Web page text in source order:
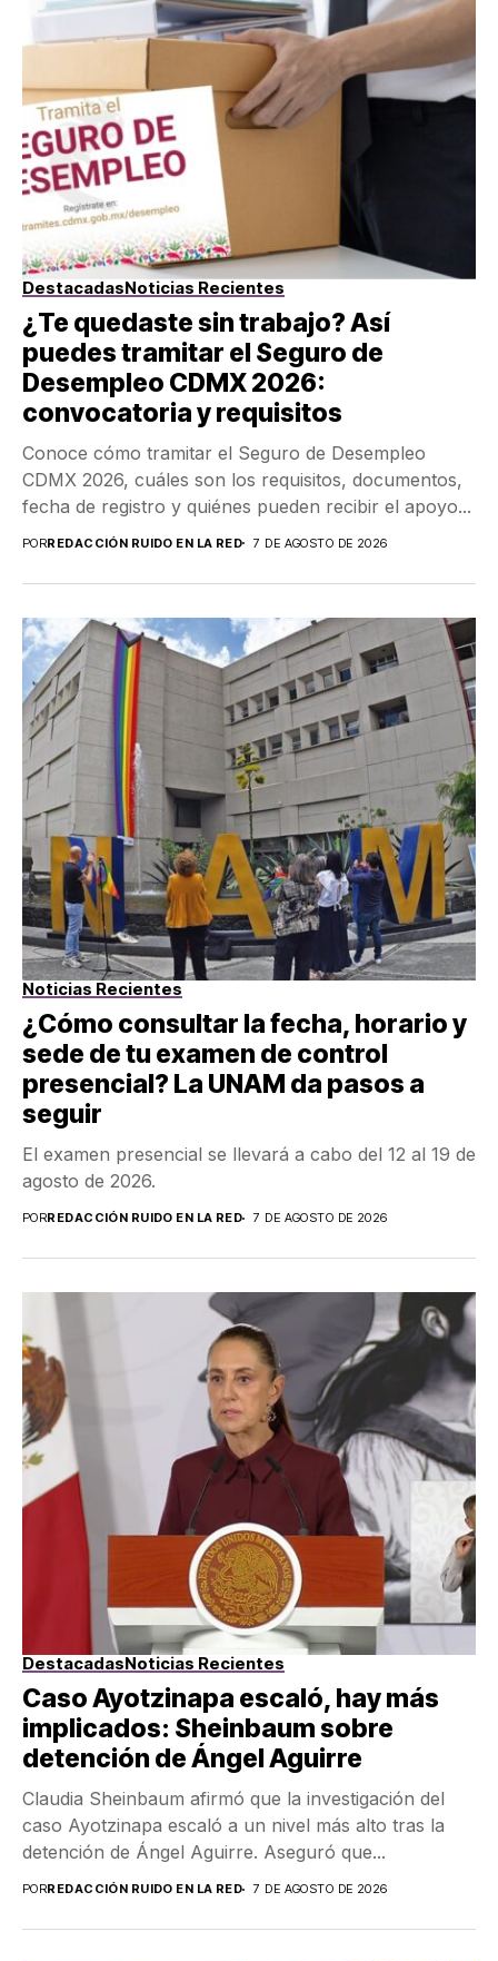
DestacadasNoticias Recientes
¿Te quedaste sin trabajo? Así
puedes tramitar el Seguro de
Desempleo CDMX 2026:
convocatoria y requisitos
Conoce cómo tramitar el Seguro de Desempleo
CDMX 2026, cuáles son los requisitos, documentos,
fecha de registro y quiénes pueden recibir el apoyo...
PORREDACCIÓN RUIDO EN LA RED 7 DE AGOSTO DE 2026
Noticias Recientes
¿Cómo consultar la fecha, horario y
sede de tu examen de control
presencial? La UNAM da pasos a
seguir
El examen presencial se llevará a cabo del 12 al 19 de
agosto de 2026.
PORREDACCIÓN RUIDO EN LA RED 7 DE AGOSTO DE 2026
DestacadasNoticias Recientes
Caso Ayotzinapa escaló, hay más
implicados: Sheinbaum sobre
detención de Ángel Aguirre
Claudia Sheinbaum afirmó que la investigación del
caso Ayotzinapa escaló a un nivel más alto tras la
detención de Ángel Aguirre. Aseguró que...
PORREDACCIÓN RUIDO EN LA RED 7 DE AGOSTO DE 2026